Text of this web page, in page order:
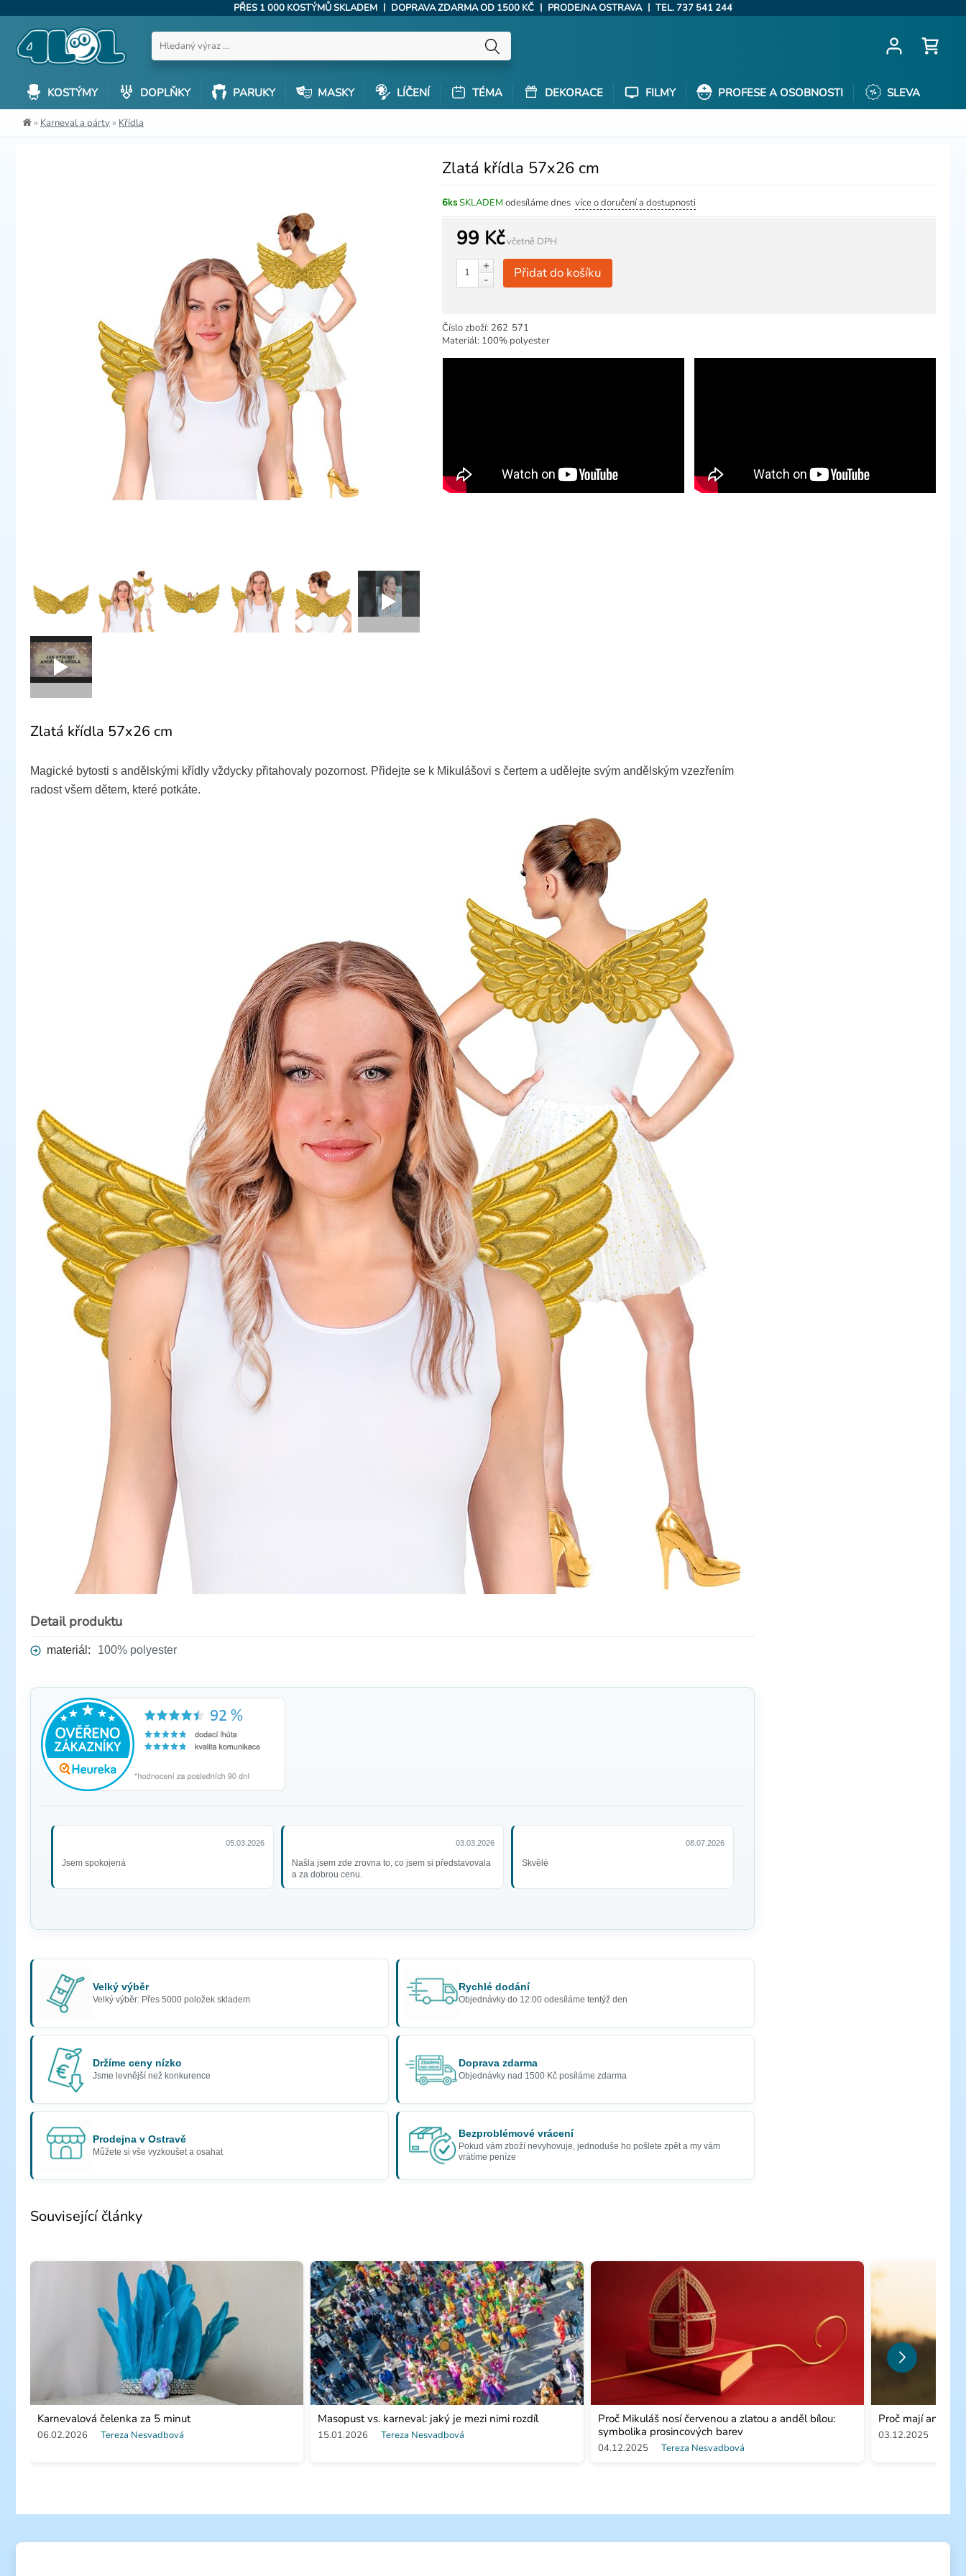
PŘES 1 000 KOSTÝMŮ SKLADEM | DOPRAVA ZDARMA OD 1500 KČ | PRODEJNA OSTRAVA | TEL. 737 541 244
KOSTÝMY DOPLŇKY PARUKY MASKY LÍČENÍ TÉMA DEKORACE FILMY PROFESE A OSOBNOSTI SLEVA
» Karneval a párty » Křídla
Zlatá křídla 57x26 cm
6ksSKLADEM odesíláme dnesvíce o doručení a dostupnosti
99 Kčvčetně DPH
+
-
Přidat do košíku
Číslo zboží: 262 571
Materiál: 100% polyester
Zlatá křídla 57x26 cm
Magické bytosti s andělskými křídly vždycky přitahovaly pozornost. Přidejte se k Mikulášovi s čertem a udělejte svým andělským vzezřením
radost všem dětem, které potkáte.
Detail produktu
materiál: 100% polyester
05.03.2026
Jsem spokojená
03.03.2026
Našla jsem zde zrovna to, co jsem si představovala
a za dobrou cenu.
08.07.2026
Skvělé
Velký výběr
Velký výběr: Přes 5000 položek skladem
Rychlé dodání
Objednávky do 12:00 odesíláme tentýž den
Držíme ceny nízko
Jsme levnější než konkurence
Doprava zdarma
Objednávky nad 1500 Kč posíláme zdarma
Prodejna v Ostravě
Můžete si vše vyzkoušet a osahat
Bezproblémové vrácení
Pokud vám zboží nevyhovuje, jednoduše ho pošlete zpět a my vám
vrátíme peníze
Související články
Karnevalová čelenka za 5 minut
06.02.2026 Tereza Nesvadbová
Masopust vs. karneval: jaký je mezi nimi rozdíl
15.01.2026 Tereza Nesvadbová
Proč Mikuláš nosí červenou a zlatou a anděl bílou:
symbolika prosincových barev
04.12.2025 Tereza Nesvadbová
Proč mají andělé
03.12.2025